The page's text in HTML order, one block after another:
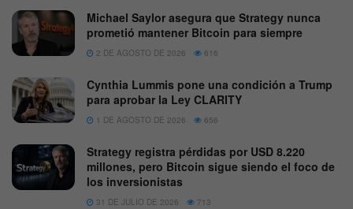
Michael Saylor asegura que Strategy nunca
prometió mantener Bitcoin para siempre
2 DE AGOSTO DE 2026 616
Cynthia Lummis pone una condición a Trump
para aprobar la Ley CLARITY
1 DE AGOSTO DE 2026 656
Strategy registra pérdidas por USD 8.220
millones, pero Bitcoin sigue siendo el foco de
los inversionistas
31 DE JULIO DE 2026 713